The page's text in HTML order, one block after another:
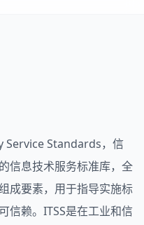
Standards，信
信息技术服务标准库，全
成要素，用于指导实施标
信赖。ITSS是在工业和信